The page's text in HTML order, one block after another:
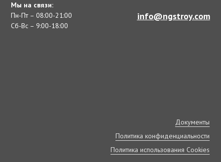
Мы на связи:
Пн-Пт – 08:00-21:00
Сб-Вс – 9:00-18:00
info@ngstroy.com
Документы
Политика конфиденциальности
Политика использования Cookies